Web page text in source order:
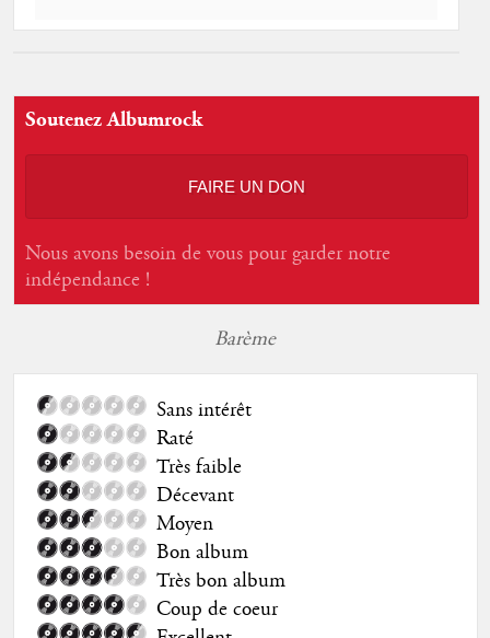
Soutenez Albumrock
FAIRE UN DON
Nous avons besoin de vous pour garder notre
indépendance !
Barème
Sans intérêt
Raté
Très faible
Décevant
Moyen
Bon album
Très bon album
Coup de coeur